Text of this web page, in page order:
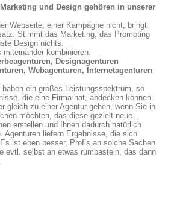
und Design gehören in unserer
Webseite, einer Kampagne nicht, bringt
Stimmt das Marketing, das Promoting
Design nichts.
kombinieren.
Designagenturen
Webagenturen, Internetagenturen
haben ein großes Leistungsspektrum, so
die eine Firma hat, abdecken können.
gleich zu einer Agentur gehen, wenn Sie in
möchten, das diese gezielt neue
erstellen und Ihnen dadurch natürlich
Agenturen liefern Ergebnisse, die sich
ist eben besser, Profis an solche Sachen
evtl. selbst an etwas rumbasteln, das dann